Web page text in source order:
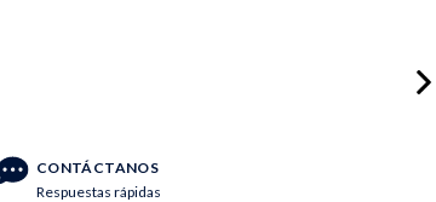
CONTÁCTANOS
Respuestas rápidas